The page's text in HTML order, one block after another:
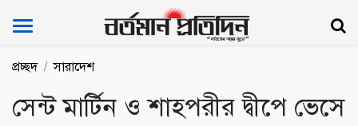
Bartoman Protidin
প্রচ্ছদ সারাদেশ
সেন্ট মার্টিন ও শাহপরীর দ্বীপে ভেসে